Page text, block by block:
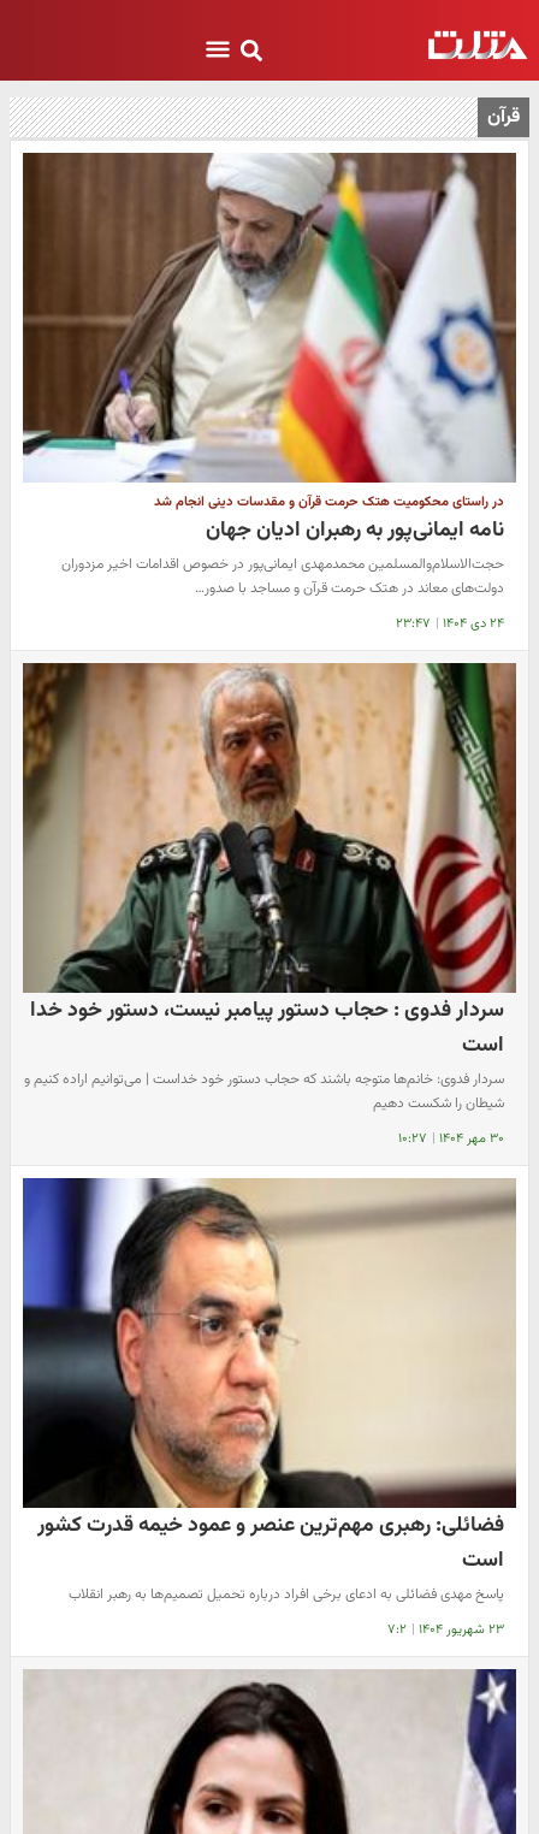
قرآن
در راستای محکومیت هتک حرمت قرآن و مقدسات دینی انجام شد
نامه ایمانی‌پور به رهبران ادیان جهان
حجت‌الاسلام‌والمسلمین محمدمهدی ایمانی‌پور در خصوص اقدامات اخیر مزدوران
دولت‌های معاند در هتک حرمت قرآن و مساجد با صدور…
۲۴ دی ۱۴۰۴ | ۲۳:۴۷
سردار فدوی : حجاب دستور پیامبر نیست، دستور خود خدا
است
سردار فدوی: خانم‌ها متوجه باشند که حجاب دستور خود خداست | می‌توانیم اراده کنیم و
شیطان را شکست دهیم
۳۰ مهر ۱۴۰۴ | ۱۰:۲۷
فضائلی: رهبری مهم‌ترین عنصر و عمود خیمه قدرت کشور
است
پاسخ مهدی فضائلی به ادعای برخی افراد درباره تحمیل تصمیم‌ها به رهبر انقلاب
۲۳ شهریور ۱۴۰۴ | ۷:۲